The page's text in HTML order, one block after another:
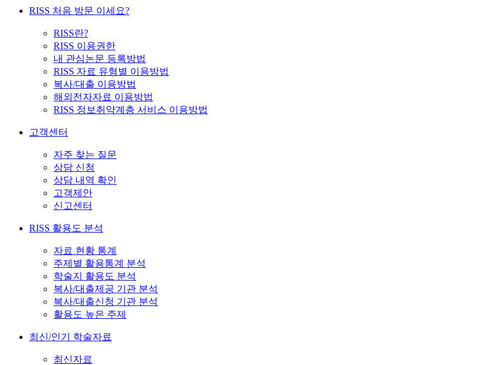
RISS 처음 방문 이세요?
RISS란?
RISS 이용권한
내 관심논문 등록방법
RISS 자료 유형별 이용방법
복사/대출 이용방법
해외전자자료 이용방법
RISS 정보취약계층 서비스 이용방법
고객센터
자주 찾는 질문
상담 신청
상담 내역 확인
고객제안
신고센터
RISS 활용도 분석
자료 현황 통계
주제별 활용통계 분석
학술지 활용도 분석
복사/대출제공 기관 분석
복사/대출신청 기관 분석
활용도 높은 주제
최신/인기 학술자료
최신자료